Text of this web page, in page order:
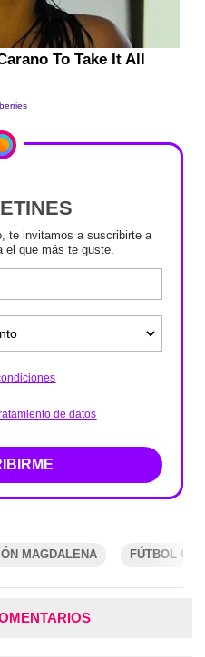
te invitamos a suscribirte a
el que más te guste.
de datos
MAGDALENA FÚTBOL